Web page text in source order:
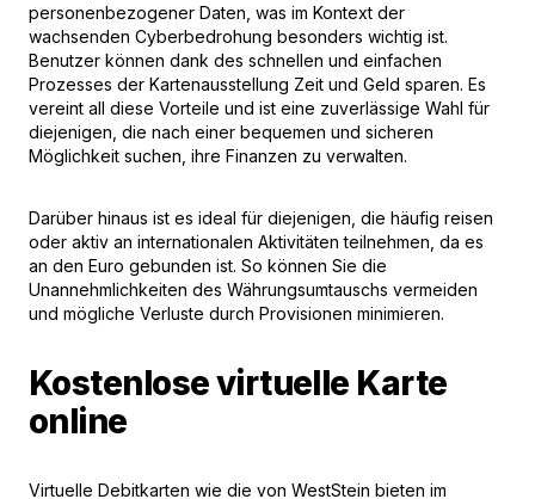
personenbezogener Daten, was im Kontext der
wachsenden Cyberbedrohung besonders wichtig ist.
Benutzer können dank des schnellen und einfachen
Prozesses der Kartenausstellung Zeit und Geld sparen. Es
vereint all diese Vorteile und ist eine zuverlässige Wahl für
diejenigen, die nach einer bequemen und sicheren
Möglichkeit suchen, ihre Finanzen zu verwalten.
Darüber hinaus ist es ideal für diejenigen, die häufig reisen
oder aktiv an internationalen Aktivitäten teilnehmen, da es
an den Euro gebunden ist. So können Sie die
Unannehmlichkeiten des Währungsumtauschs vermeiden
und mögliche Verluste durch Provisionen minimieren.
Kostenlose virtuelle Karte
online
Virtuelle Debitkarten wie die von WestStein bieten im